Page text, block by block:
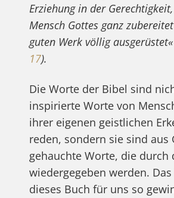
Erziehung in der
Mensch Gottes ganz
guten Werk völlig
17).
Die Worte der Bibel sind
inspirierte Worte von
ihrer eigenen geistlichen
reden, sondern sie sind aus
gehauchte Worte, die durch
wiedergegeben werden.
dieses Buch für uns so